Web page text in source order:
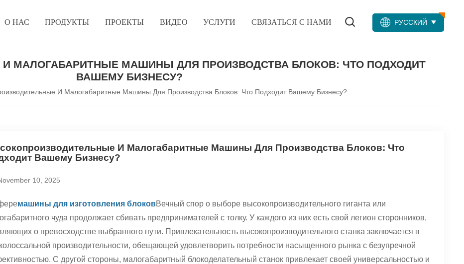
РУССКИЙ
О НАС ПРОДУКТЫ ПРОЕКТЫ ВИДЕО УСЛУГИ СВЯЗАТЬСЯ С НАМИ
МАЛОГАБАРИТНЫЕ МАШИНЫ ДЛЯ ПРОИЗВОДСТВА БЛОКОВ: ЧТО ПОДХОДИТ
ВАШЕМУ БИЗНЕСУ?
И Малогабаритные Машины Для Производства Блоков: Что Подходит Вашему Бизнесу?
И Малогабаритные Машины Для Производства Блоков: Что
Вашему Бизнесу?
10, 2025
машины для изготовления блоковВечный спор о выборе высокопроизводительного гиганта или
чуда продолжает сбивать предпринимателей с толку. У каждого из них есть свой легион сторонников,
о превосходстве выбранного пути. Привлекательность высокопроизводительного станка заключается в
производительности, обещающей удовлетворить потребности насыщенного рынка с безупречной
С другой стороны, малогабаритный блокоделательный станок привлекает своей универсальностью и